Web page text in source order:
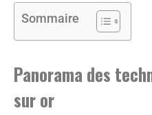
Sommaire
Panorama des
sur or